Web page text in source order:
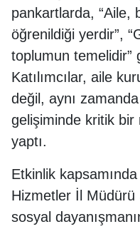
pankartlarda, “Aile,
öğrenildiği yerdir”,
toplumun temelidir”
Katılımcılar, aile
değil, aynı
gelişiminde kritik bir
yaptı.
Etkinlik
Hizmetler İl Müdürü
sosyal